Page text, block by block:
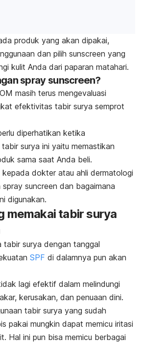
produk yang akan dipakai,
dan pilih sunscreen yang
kulit Anda dari paparan matahari.
spray sunscreen?
masih terus mengevaluasi
efektivitas tabir surya semprot
diperhatikan ketika
surya ini yaitu memastikan
sama saat Anda beli.
kepada dokter atau ahli dermatologi
spray suncreen dan bagaimana
digunakan.
memakai tabir surya
tabir surya dengan tanggal
SPF di dalamnya pun akan
lagi efektif dalam melindungi
kerusakan, dan penuaan dini.
tabir surya yang sudah
pakai mungkin dapat memicu iritasi
Hal ini pun bisa memicu berbagai